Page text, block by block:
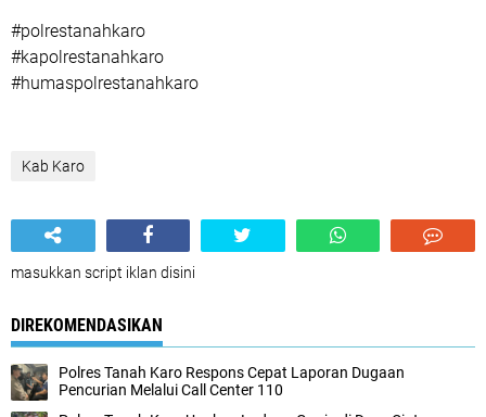
#polrestanahkaro
#kapolrestanahkaro
#humaspolrestanahkaro
Kab Karo
masukkan script iklan disini
DIREKOMENDASIKAN
Polres Tanah Karo Respons Cepat Laporan Dugaan
Pencurian Melalui Call Center 110